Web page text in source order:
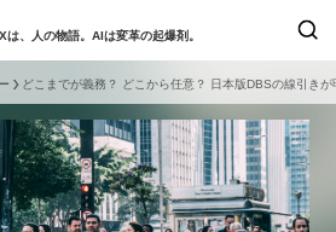
は、人の物語。AIは変革の起爆剤。
インタビュー
ニュース
日本オムニチャネル協会
検索
どこまでが義務？ どこから任意？ 日本版DBSの線引きが